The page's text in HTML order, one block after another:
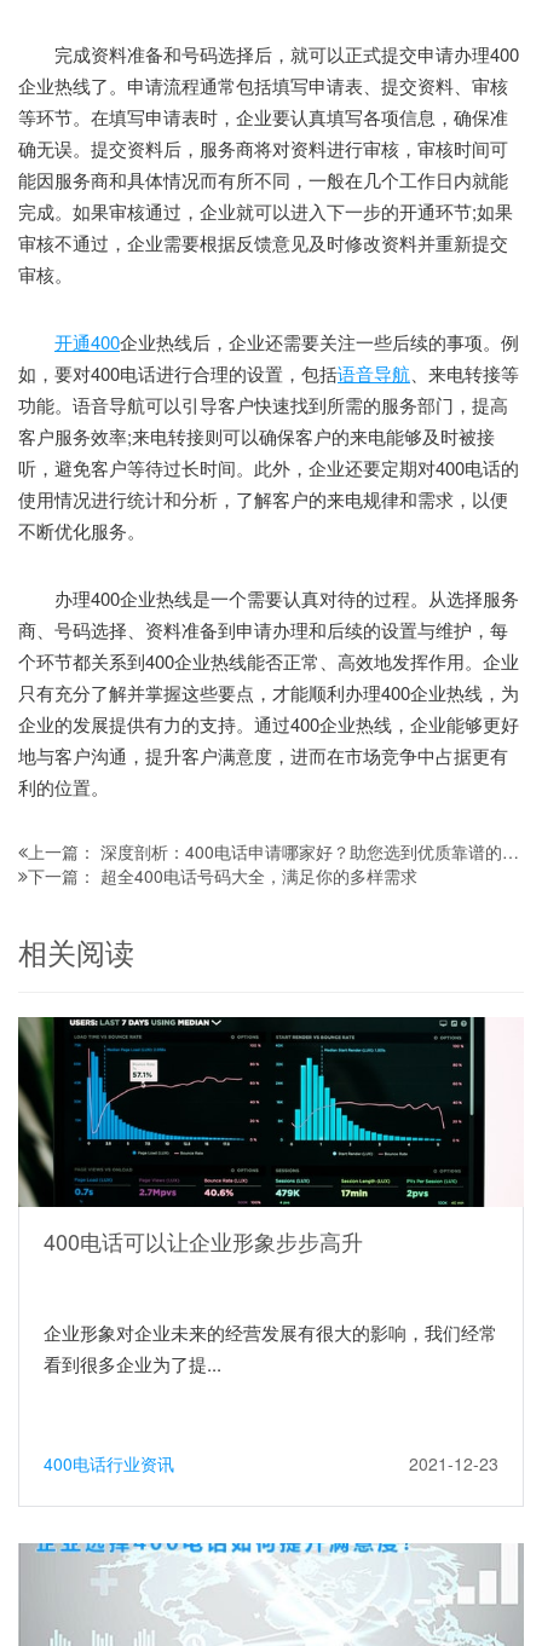
完成资料准备和号码选择后，就可以正式提交申请办理400
企业热线了。申请流程通常包括填写申请表、提交资料、审核
等环节。在填写申请表时，企业要认真填写各项信息，确保准
确无误。提交资料后，服务商将对资料进行审核，审核时间可
能因服务商和具体情况而有所不同，一般在几个工作日内就能
完成。如果审核通过，企业就可以进入下一步的开通环节;如果
审核不通过，企业需要根据反馈意见及时修改资料并重新提交
审核。
开通400企业热线后，企业还需要关注一些后续的事项。例
如，要对400电话进行合理的设置，包括语音导航 、来电转接等
功能。语音导航可以引导客户快速找到所需的服务部门，提高
客户服务效率;来电转接则可以确保客户的来电能够及时被接
听，避免客户等待过长时间。此外，企业还要定期对400电话的
使用情况进行统计和分析，了解客户的来电规律和需求，以便
不断优化服务。
办理400企业热线是一个需要认真对待的过程。从选择服务
商、号码选择、资料准备到申请办理和后续的设置与维护，每
个环节都关系到400企业热线能否正常、高效地发挥作用。企业
只有充分了解并掌握这些要点，才能顺利办理400企业热线，为
企业的发展提供有力的支持。通过400企业热线，企业能够更好
地与客户沟通，提升客户满意度，进而在市场竞争中占据更有
利的位置。
上一篇： 深度剖析：400电话申请哪家好？助您选到优质靠谱的服务商
下一篇： 超全400电话号码大全，满足你的多样需求
相关阅读
400电话可以让企业形象步步高升
企业形象对企业未来的经营发展有很大的影响，我们经常
看到很多企业为了提...
400电话行业资讯 2021-12-23